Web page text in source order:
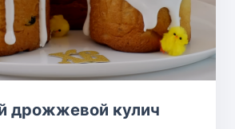
дрожжевой кулич